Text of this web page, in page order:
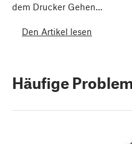
dem Drucker Gehen…
Den Artikel lesen
Häufige